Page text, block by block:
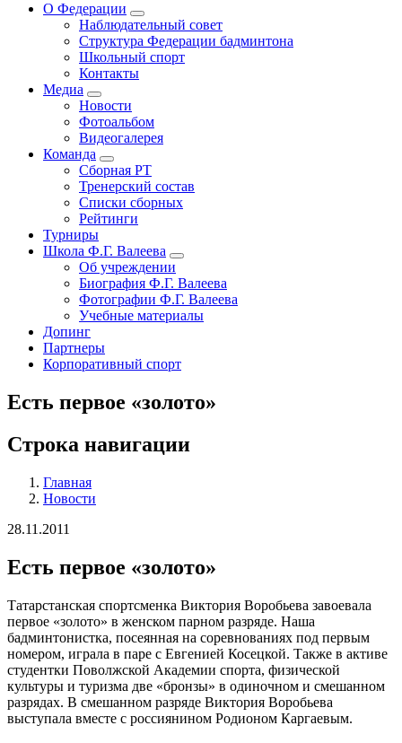
О Федерации
Наблюдательный совет
Структура Федерации бадминтона
Школьный спорт
Контакты
Медиа
Новости
Фотоальбом
Видеогалерея
Команда
Сборная РТ
Тренерский состав
Списки сборных
Рейтинги
Турниры
Школа Ф.Г. Валеева
Об учреждении
Биография Ф.Г. Валеева
Фотографии Ф.Г. Валеева
Учебные материалы
Допинг
Партнеры
Корпоративный спорт
Есть первое «золото»
Строка навигации
Главная
Новости
28.11.2011
Есть первое «золото»
Татарстанская спортсменка Виктория Воробьева завоевала
первое «золото» в женском парном разряде. Наша
бадминтонистка, посеянная на соревнованиях под первым
номером, играла в паре с Евгенией Косецкой. Также в активе
студентки Поволжской Академии спорта, физической
культуры и туризма две «бронзы» в одиночном и смешанном
разрядах. В смешанном разряде Виктория Воробьева
выступала вместе с россиянином Родионом Каргаевым.